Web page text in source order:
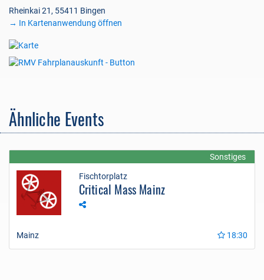
Rheinkai 21, 55411 Bingen
→ In Kartenanwendung öffnen
Ähnliche Events
Sonstiges
Fischtorplatz
Critical Mass Mainz
Mainz 18:30